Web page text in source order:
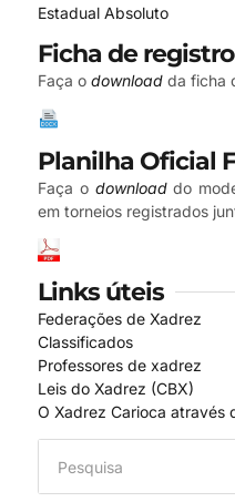
Estadual Absoluto
Ficha de registro
Faça o download da ficha
Planilha Oficial
Faça o downloaddo
em torneios registrados
Links úteis
Federações de Xadrez
Classificados
Professores de xadrez
Leis do Xadrez (CBX)
O Xadrez Carioca através